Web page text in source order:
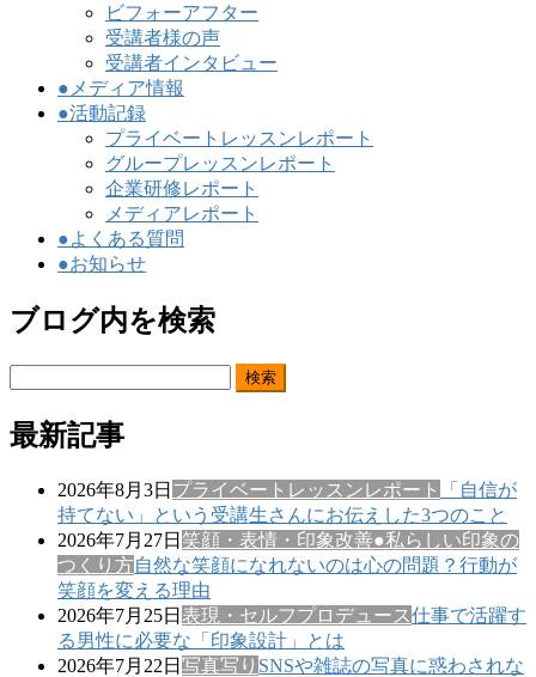
ビフォーアフター
受講者様の声
受講者インタビュー
●メディア情報
●活動記録
プライベートレッスンレポート
グループレッスンレポート
企業研修レポート
メディアレポート
●よくある質問
●お知らせ
ブログ内を検索
最新記事
2026年8月3日 プライベートレッスンレポート
「自信が
持てない」という受講生さんにお伝えした3つのこと
2026年7月27日 笑顔・表情・印象改善●私らしい印象の
つくり方自然な笑顔になれないのは心の問題？行動が
笑顔を変える理由
2026年7月25日 表現・セルフプロデュース仕事で活躍す
る男性に必要な「印象設計」とは
2026年7月22日 写真写り SNSや雑誌の写真に惑わされな